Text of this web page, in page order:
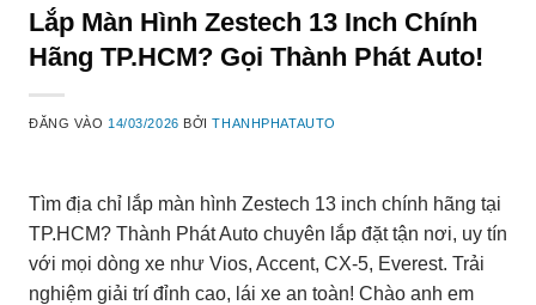
Lắp Màn Hình Zestech 13 Inch Chính
Hãng TP.HCM? Gọi Thành Phát Auto!
ĐĂNG VÀO 14/03/2026 BỞITHANHPHATAUTO
Tìm địa chỉ lắp màn hình Zestech 13 inch chính hãng tại
TP.HCM? Thành Phát Auto chuyên lắp đặt tận nơi, uy tín
với mọi dòng xe như Vios, Accent, CX-5, Everest. Trải
nghiệm giải trí đỉnh cao, lái xe an toàn! Chào anh em